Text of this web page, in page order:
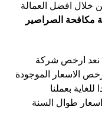
خلال افضل العمالة
مكافحة الصراصير
نعد ارخص شركة
الاسعار الموجودة
بعملنا
طوال السنة